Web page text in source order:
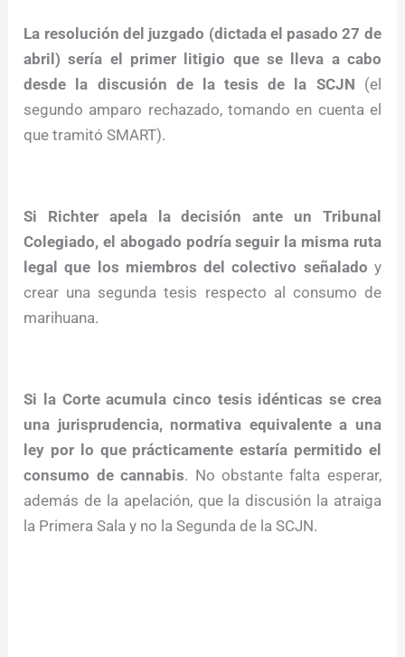
La resolución del juzgado (dictada el pasado 27 de
abril) sería el primer litigio que se lleva a cabo
desde la discusión de la tesis de la SCJN (el
segundo amparo rechazado, tomando en cuenta el
que tramitó SMART).
Si Richter apela la decisión ante un Tribunal
Colegiado, el abogado podría seguir la misma ruta
legal que los miembros del colectivo señalado y
crear una segunda tesis respecto al consumo de
marihuana.
Si la Corte acumula cinco tesis idénticas se crea
una jurisprudencia, normativa equivalente a una
ley por lo que prácticamente estaría permitido el
consumo de cannabis. No obstante falta esperar,
además de la apelación, que la discusión la atraiga
la Primera Sala y no la Segunda de la SCJN.